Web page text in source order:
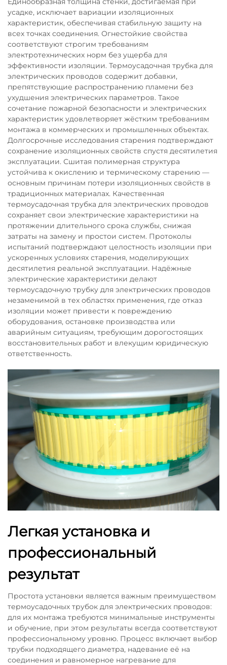
усадке, исключает вариации изоляционных
характеристик, обеспечивая стабильную защиту на
всех точках соединения. Огнестойкие свойства
соответствуют строгим требованиям
электротехнических норм без ущерба для
эффективности изоляции. Термоусадочная трубка для
электрических проводов содержит добавки,
препятствующие распространению пламени без
ухудшения электрических параметров. Такое
сочетание пожарной безопасности и электрических
характеристик удовлетворяет жёстким требованиям
монтажа в коммерческих и промышленных объектах.
Долгосрочные исследования старения подтверждают
сохранение изоляционных свойств спустя десятилетия
эксплуатации. Сшитая полимерная структура
устойчива к окислению и термическому старению —
основным причинам потери изоляционных свойств в
традиционных материалах. Качественная
термоусадочная трубка для электрических проводов
сохраняет свои электрические характеристики на
протяжении длительного срока службы, снижая
затраты на замену и простои систем. Протоколы
испытаний подтверждают целостность изоляции при
ускоренных условиях старения, моделирующих
десятилетия реальной эксплуатации. Надёжные
электрические характеристики делают
термоусадочную трубку для электрических проводов
незаменимой в тех областях применения, где отказ
изоляции может привести к повреждению
оборудования, остановке производства или
аварийным ситуациям, требующим дорогостоящих
восстановительных работ и влекущим юридическую
ответственность.
Легкая установка и
профессиональный
результат
Простота установки является важным преимуществом
термоусадочных трубок для электрических проводов:
для их монтажа требуются минимальные инструменты
и обучение, при этом результаты всегда соответствуют
профессиональному уровню. Процесс включает выбор
трубки подходящего диаметра, надевание её на
соединения и равномерное нагревание для